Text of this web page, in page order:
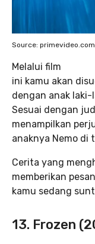
Source: primevideo.com
Melalui film
ini kamu akan
dengan anak laki-
Sesuai dengan
menampilkan
anaknya Nemo di
Cerita yang
memberikan
kamu sedang
13. Frozen